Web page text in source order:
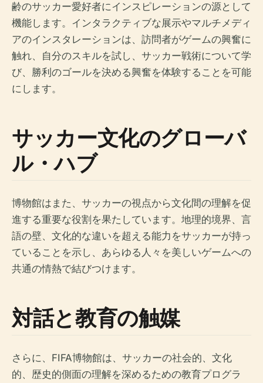
齢のサッカー愛好者にインスピレーションの源として
機能します。インタラクティブな展示やマルチメディ
アのインスタレーションは、訪問者がゲームの興奮に
触れ、自分のスキルを試し、サッカー戦術について学
び、勝利のゴールを決める興奮を体験することを可能
にします。
サッカー文化のグローバ
ル・ハブ
博物館はまた、サッカーの視点から文化間の理解を促
進する重要な役割を果たしています。地理的境界、言
語の壁、文化的な違いを超える能力をサッカーが持っ
ていることを示し、あらゆる人々を美しいゲームへの
共通の情熱で結びつけます。
対話と教育の触媒
さらに、FIFA博物館は、サッカーの社会的、文化
的、歴史的側面の理解を深めるための教育プログラ